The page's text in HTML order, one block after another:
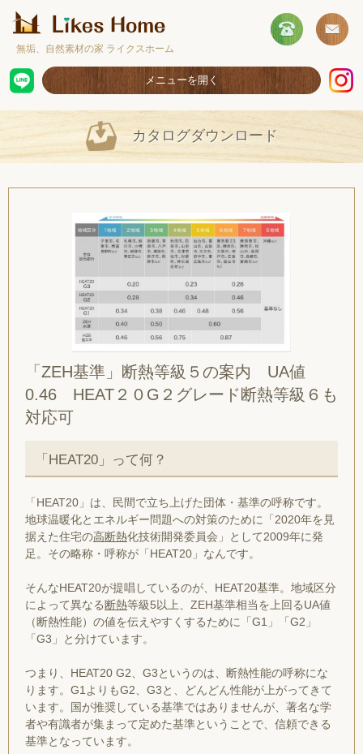
無垢、自然素材の家 ライクスホーム
メニューを開く
ホーム
コンセプト
ショールームのご案内
カタログダウンロード
「ZEH基準」断熱等級５の案内 UA値
0.46 HEAT２０G２グレード断熱等級６も
対応可
「HEAT20」って何？
「HEAT20」は、 民間で立ち上げた団体・基準の呼称です。
地球温暖化とエネルギー問題への対策のために「2020年を見
据えた住宅の高断熱化技術開発委員会」として2009年に発
足。その略称・呼称が「HEAT20」なんです。
そんなHEAT20が提唱しているのが、HEAT20基準。地域区分
によって異なる断熱等級5以上、ZEH基準相当を上回るUA値
（断熱性能）の値を伝えやすくするために「G1」「G2」
「G3」と分けています。
つまり、HEAT20 G2、G3というのは、断熱性能の呼称にな
ります。G1よりもG2、G3と、どんどん性能が上がってきて
います。国が推奨している基準ではありませんが、著名な学
者や有識者が集まって定めた基準ということで、信頼できる
基準となっています。